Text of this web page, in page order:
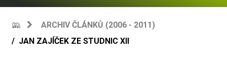
ARCHIV ČLÁNKŮ (2006 - 2011)
JAN ZAJÍČEK ZE STUDNIC XII